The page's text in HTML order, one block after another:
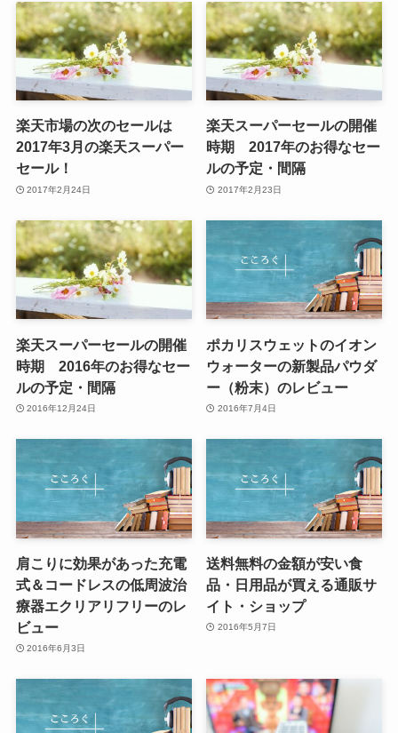
楽天市場の次のセールは
2017年3月の楽天スーパー
セール！
2017年2月24日
楽天スーパーセールの開催
時期 2017年のお得なセー
ルの予定・間隔
2017年2月23日
楽天スーパーセールの開催
時期 2016年のお得なセー
ルの予定・間隔
2016年12月24日
ポカリスウェットのイオン
ウォーターの新製品パウダ
ー（粉末）のレビュー
2016年7月4日
肩こりに効果があった充電
式＆コードレスの低周波治
療器エクリアリフリーのレ
ビュー
2016年6月3日
送料無料の金額が安い食
品・日用品が買える通販サ
イト・ショップ
2016年5月7日